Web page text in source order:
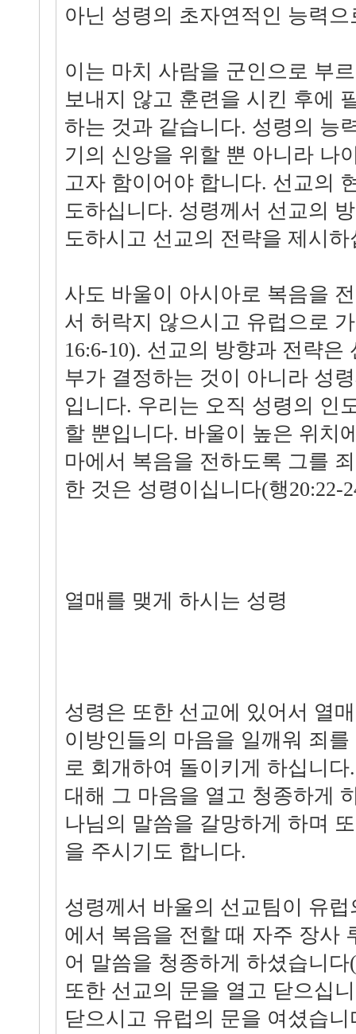
아닌 성령의 초자연적인 능력
이는 마치 사람을 군인으로 부
보내지 않고 훈련을 시킨 후에
하는 것과 같습니다. 성령의 능
기의 신앙을 위할 뿐 아니라 나
고자 함이어야 합니다. 선교의
도하십니다. 성령께서 선교의
도하시고 선교의 전략을 제시하
사도 바울이 아시아로 복음을
서 허락지 않으시고 유럽으로
16:6-10). 선교의 방향과 전략은
부가 결정하는 것이 아니라 성
입니다. 우리는 오직 성령의 인
할 뿐입니다. 바울이 높은 위치
마에서 복음을 전하도록 그를
한 것은 성령이십니다(행20:22-
열매를 맺게 하시는 성령
성령은 또한 선교에 있어서 열
이방인들의 마음을 일깨워 죄
로 회개하여 돌이키게 하십니
대해 그 마음을 열고 청종하게
나님의 말씀을 갈망하게 하며
을 주시기도 합니다.
성령께서 바울의 선교팀이 유
에서 복음을 전할 때 자주 장사
어 말씀을 청종하게 하셨습니다
또한 선교의 문을 열고 닫으십
닫으시고 유럽의 문을 여셨습니